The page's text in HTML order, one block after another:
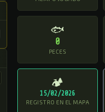
🐟
0
PECES
🏕
15/02/2026
REGISTRO EN EL MAPA